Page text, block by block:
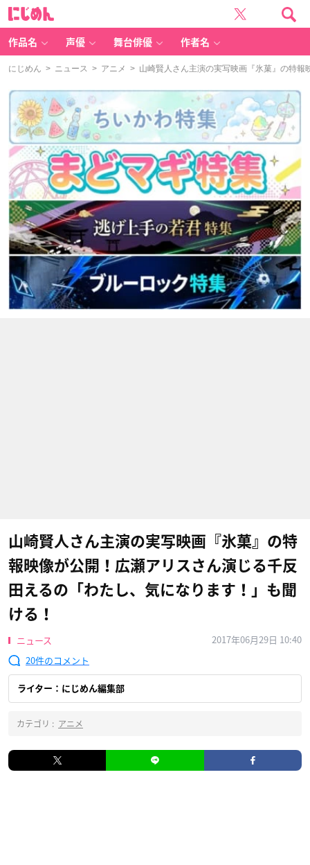
作品名 声優 舞台俳優 作者名
にじめん > ニュース > アニメ > 山崎賢人さん主演の実写映画『氷菓』の特報
山崎賢人さん主演の実写映画『氷菓』の特
報映像が公開！広瀬アリスさん演じる千反
田えるの「わたし、気になります！」も聞
ける！
ニュース
2017年06月29日 10:40
20
ライター：にじめん編集部
カテゴリ : アニメ